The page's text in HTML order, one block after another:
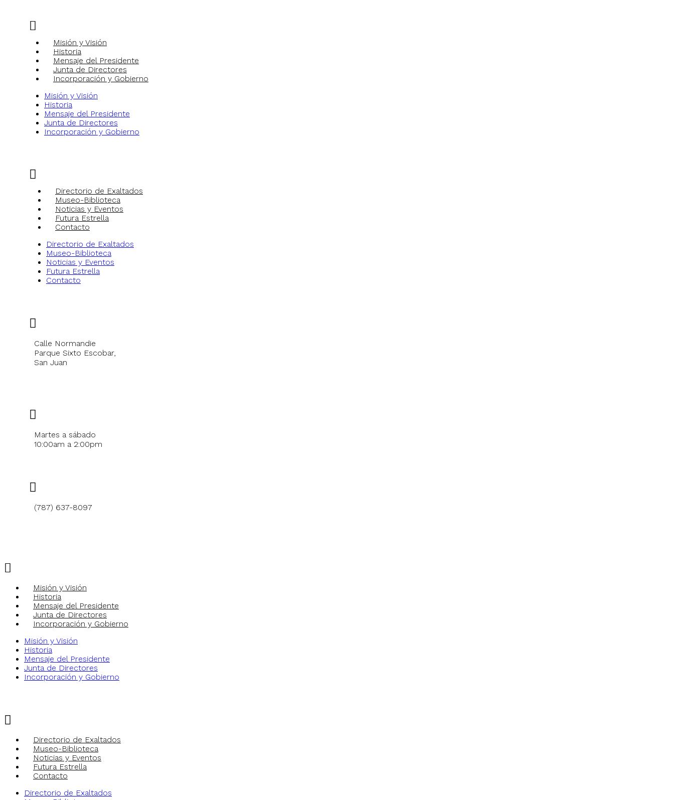
Misión y Visión
Historia
Mensaje del Presidente
Junta de Directores
Incorporación y Gobierno
Misión y Visión
Historia
Mensaje del Presidente
Junta de Directores
Incorporación y Gobierno
Directorio de Exaltados
Museo-Biblioteca
Noticias y Eventos
Futura Estrella
Contacto
Directorio de Exaltados
Museo-Biblioteca
Noticias y Eventos
Futura Estrella
Contacto
Calle Normandie
Parque Sixto Escobar,
San Juan
Martes a sábado
10:00am a 2:00pm
(787) 637-8097
Misión y Visión
Historia
Mensaje del Presidente
Junta de Directores
Incorporación y Gobierno
Misión y Visión
Historia
Mensaje del Presidente
Junta de Directores
Incorporación y Gobierno
Directorio de Exaltados
Museo-Biblioteca
Noticias y Eventos
Futura Estrella
Contacto
Directorio de Exaltados